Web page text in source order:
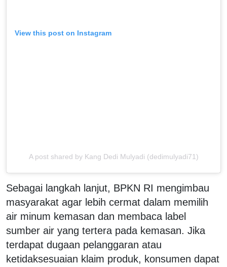
View this post on Instagram
A post shared by Kang Dedi Mulyadi (dedimulyadi71)
Sebagai langkah lanjut, BPKN RI mengimbau
masyarakat agar lebih cermat dalam memilih
air minum kemasan dan membaca label
sumber air yang tertera pada kemasan. Jika
terdapat dugaan pelanggaran atau
ketidaksesuaian klaim produk, konsumen dapat